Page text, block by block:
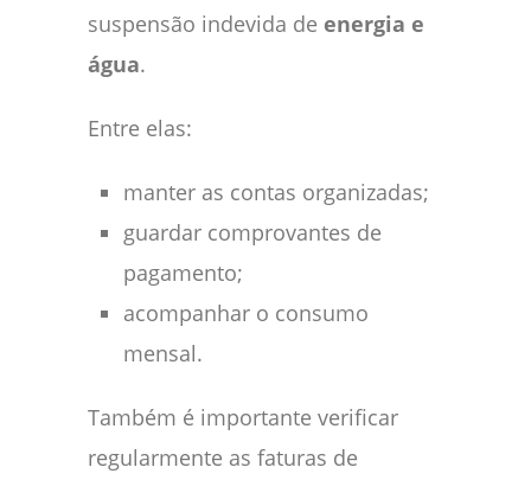
suspensão indevida de energia e
água.
Entre elas:
manter as contas organizadas;
guardar comprovantes de
pagamento;
acompanhar o consumo
mensal.
Também é importante verificar
regularmente as faturas de